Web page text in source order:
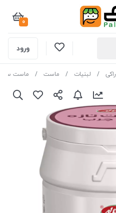
0
ورود
لبنیات ماست ماست